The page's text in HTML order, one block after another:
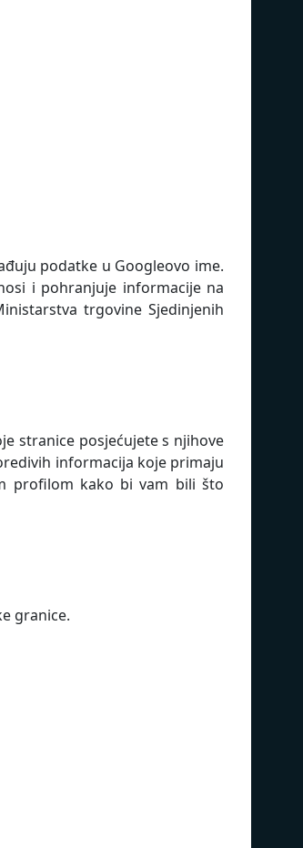
podatke u Googleovo ime.
i pohranjuje informacije na
trgovine Sjedinjenih
stranice posjećujete s njihove
informacija koje primaju
profilom kako bi vam bili što
granice.